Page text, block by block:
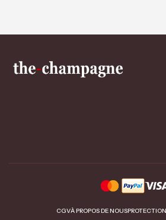
CGVÀ PROPOS DE NOUS